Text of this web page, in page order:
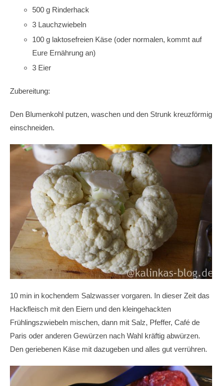
500 g Rinderhack
3 Lauchzwiebeln
100 g laktosefreien Käse (oder normalen, kommt auf
Eure Ernährung an)
3 Eier
Zubereitung:
Den Blumenkohl putzen, waschen und den Strunk kreuzförmig
einschneiden.
10 min in kochendem Salzwasser vorgaren. In dieser Zeit das
Hackfleisch mit den Eiern und den kleingehackten
Frühlingszwiebeln mischen, dann mit Salz, Pfeffer, Café de
Paris oder anderen Gewürzen nach Wahl kräftig abwürzen.
Den geriebenen Käse mit dazugeben und alles gut verrühren.